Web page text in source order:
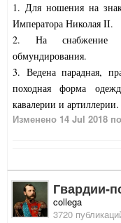
1. Для ношения на
Императора Николая II.
2. На снабжение
обмундирования.
3. Ведена парадная,
походная форма
кавалерии и артиллерии.
Изменено 14 Jul 2018
Гвардии-
collega
3720